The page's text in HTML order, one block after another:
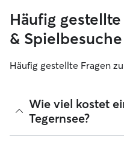
Häufig
&
Häufig gestellte Fragen
Wie viel kostet
Tegernsee?